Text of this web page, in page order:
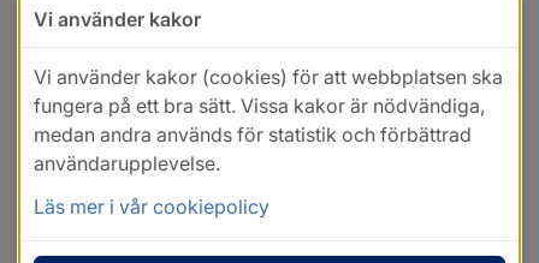
Vi använder kakor
Vi använder kakor (cookies) för att webbplatsen ska
fungera på ett bra sätt. Vissa kakor är nödvändiga,
medan andra används för statistik och förbättrad
användarupplevelse.
Läs mer i vår cookiepolicy